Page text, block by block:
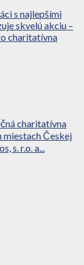
s najlepšími
skvelú akciu –
charitatívna
charitatívna
miestach Českej
s. r.o. a...